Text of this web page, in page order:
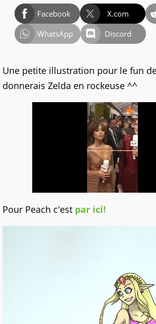
Facebook X.com
WhatsApp
Discord
Une petite illustration pour le fun
donnerais Zelda en rockeuse ^^
Pour Peach c'est par ici!